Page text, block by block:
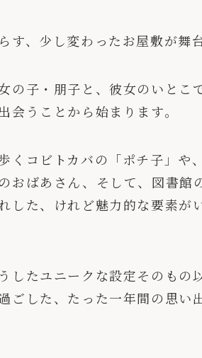
、少し変わったお屋敷が舞台
の子・朋子と、彼女のいとこ
うことから始まります。
くコビトカバの「ポチ子」や
おばあさん、そして、図書館
した、けれど魅力的な要素が
したユニークな設定そのもの
ごした、たった一年間の思い